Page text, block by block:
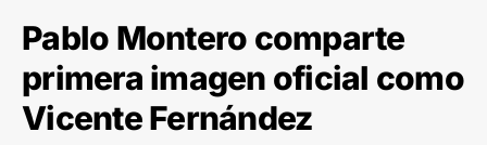
Pablo Montero comparte
primera imagen oficial como
Vicente Fernández